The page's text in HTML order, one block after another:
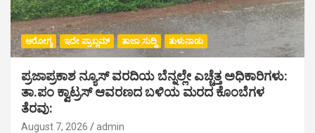
ಆರೋಗ್ಯ ಇದೇ ಪ್ರಾಬ್ಲಮ್ ತಾಜಾ ಸುದ್ದಿ ತುಳುನಾಡು
ಪ್ರಜಾಪ್ರಕಾಶ ನ್ಯೂಸ್ ವರದಿಯ ಬೆನ್ನಲ್ಲೇ ಎಚ್ಚೆತ್ತ ಅಧಿಕಾರಿಗಳು:
ತಾ.ಪಂ ಕ್ವಾಟ್ರಸ್ ಆವರಣದ ಬಳಿಯ ಮರದ ಕೊಂಬೆಗಳ
ತೆರವು:
August 7, 2026 admin